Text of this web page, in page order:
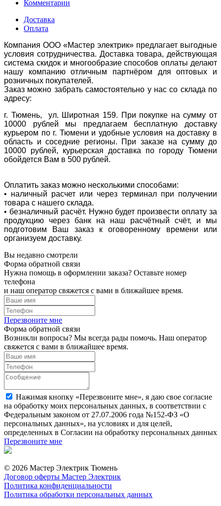
Комментарии
Доставка
Оплата
Компания ООО «Мастер электрик» предлагает выгодные
условия сотрудничества. Доставка товара, действующая
система скидок и многообразие способов оплаты делают
нашу компанию отличным партнёром для оптовых и
розничных покупателей.
Заказ можно забрать самостоятельно у нас со склада по
адресу:
г. Тюмень, ул. Широтная 159. При покупке на сумму от
10000 рублей мы предлагаем бесплатную доставку
курьером по г. Тюмени и удобные условия на доставку в
область и соседние регионы. При заказе на сумму до
10000 рублей, курьерская доставка по городу Тюмени
обойдется Вам в 500 рублей.
Оплатить заказ можно несколькими способами:
• наличный расчет или через терминал при получении
товара с нашего склада.
• безналичный расчёт. Нужно будет произвести оплату за
продукцию через банк на наш расчётный счёт, и мы
подготовим Ваш заказ к оговоренному времени или
организуем доставку.
Вы недавно смотрели
Форма обратной связи
Нужна помощь в оформлении заказа? Оставьте номер
телефона
и наш оператор свяжется с вами в ближайшее время.
Перезвоните мне
Форма обратной связи
Возникли вопросы? Мы всегда рады помочь. Наш оператор
свяжется с вами в ближайшее время.
Нажимая кнопку «Перезвоните мне», я даю свое согласие
на обработку моих персональных данных, в соответствии с
Федеральным законом от 27.07.2006 года №152-ФЗ «О
персональных данных», на условиях и для целей,
определенных в Согласии на обработку персональных данных
Перезвоните мне
© 2026 Мастер Электрик Тюмень
Договор оферты Мастер Электрик
Политика конфиденциальности
Политика обработки персональных данных